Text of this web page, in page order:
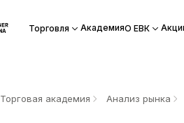
Торговля АкадемияО ЕВК
Торговая академия Анализ рынка